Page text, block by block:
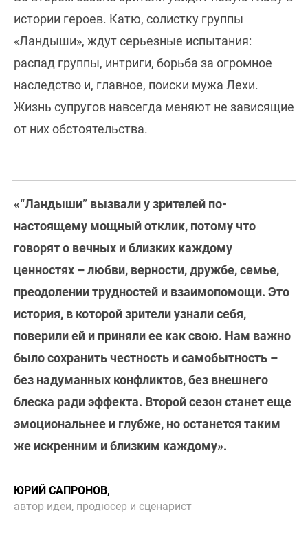
истории героев. Катю, солистку группы
«Ландыши», ждут серьезные испытания:
распад группы, интриги, борьба за огромное
наследство и, главное, поиски мужа Лехи.
Жизнь супругов навсегда меняют не зависящие
от них обстоятельства.
«“Ландыши” вызвали у зрителей по-
настоящему мощный отклик, потому что
говорят о вечных и близких каждому
ценностях – любви, верности, дружбе, семье,
преодолении трудностей и взаимопомощи. Это
история, в которой зрители узнали себя,
поверили ей и приняли ее как свою. Нам важно
было сохранить честность и самобытность –
без надуманных конфликтов, без внешнего
блеска ради эффекта. Второй сезон станет еще
эмоциональнее и глубже, но останется таким
же искренним и близким каждому».
ЮРИЙ САПРОНОВ,
автор идеи, продюсер и сценарист